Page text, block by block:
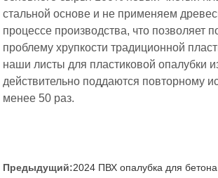
стальной основе и не применяем
процессе производства, что позволяет
проблему хрупкости традиционной
наши листы для пластиковой опалубки
действительно поддаются повторному
менее 50 раз.
Предыдущий:2024 ПВХ опалубка для бетона